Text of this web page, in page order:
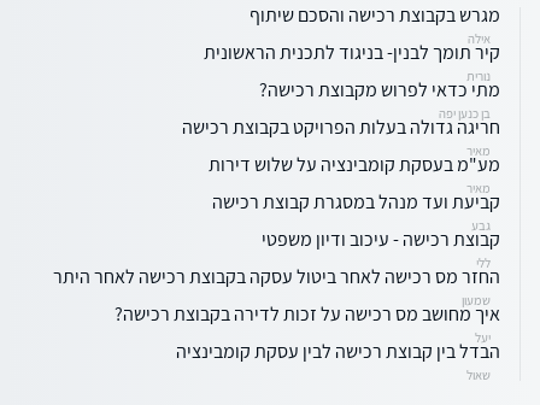
מגרש בקבוצת רכישה והסכם שיתוף
אילה
קיר תומך לבנין- בניגוד לתכנית הראשונית
נורית
מתי כדאי לפרוש מקבוצת רכישה?
בן כנען יפה
חריגה גדולה בעלות הפרויקט בקבוצת רכישה
מאיר
מע"מ בעסקת קומבינציה על שלוש דירות
מאיר
קביעת ועד מנהל במסגרת קבוצת רכישה
גבע
קבוצת רכישה - עיכוב ודיון משפטי
ללי
החזר מס רכישה לאחר ביטול עסקה בקבוצת רכישה לאחר היתר
שמעון
איך מחושב מס רכישה על זכות לדירה בקבוצת רכישה?
יעל
הבדל בין קבוצת רכישה לבין עסקת קומבינציה
שאול